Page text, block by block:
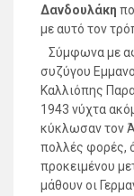
Δανδουλάκη
με αυτό τον
Σύμφωνα με
συζύγου
Καλλιόπης
1943 νύχτα
κύκλωσαν τον
πολλές φορές,
προκειμένου
μάθουν οι